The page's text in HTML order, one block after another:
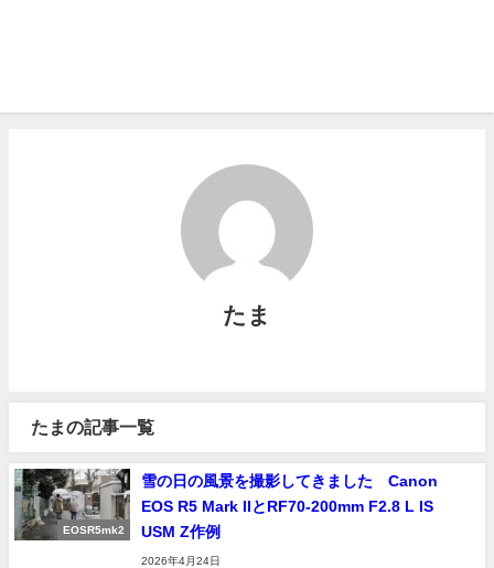
たま
たまの記事一覧
EOSR5mk2
雪の日の風景を撮影してきました Canon
EOS R5 Mark IIとRF70-200mm F2.8 L IS
USM Z作例
2026年4月24日